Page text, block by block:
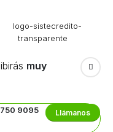
muy
9095 Llámanos